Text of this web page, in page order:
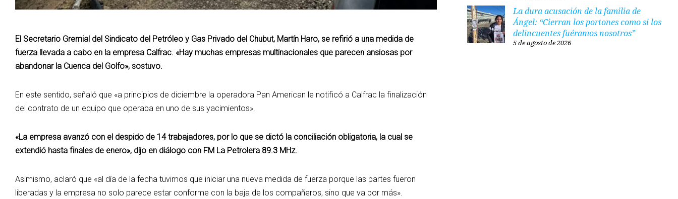
El Secretario Gremial del Sindicato del Petróleo y Gas Privado del Chubut, Martín Haro, se refirió a una medida de
fuerza llevada a cabo en la empresa Calfrac. «Hay muchas empresas multinacionales que parecen ansiosas por
abandonar la Cuenca del Golfo», sostuvo.
En este sentido, señaló que «a principios de diciembre la operadora Pan American le notificó a Calfrac la finalización
del contrato de un equipo que operaba en uno de sus yacimientos».
«La empresa avanzó con el despido de 14 trabajadores, por lo que se dictó la conciliación obligatoria, la cual se
extendió hasta finales de enero», dijo en diálogo con FM La Petrolera 89.3 MHz.
Asimismo, aclaró que «al día de la fecha tuvimos que iniciar una nueva medida de fuerza porque las partes fueron
liberadas y la empresa no solo parece estar conforme con la baja de los compañeros, sino que va por más».
La dura acusación de la familia de
Ángel: “Cierran los portones como si los
delincuentes fuéramos nosotros”
5 de agosto de 2026